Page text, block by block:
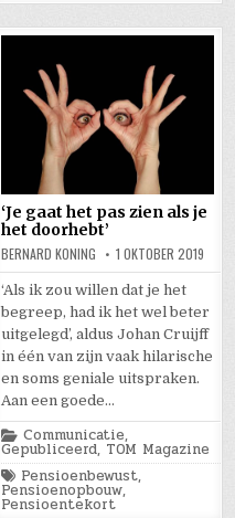
‘Je gaat het pas zien als je
het doorhebt’
BERNARD KONING 1 OKTOBER 2019
‘Als ik zou willen dat je het
begreep, had ik het wel beter
uitgelegd’, aldus Johan Cruijff
in één van zijn vaak hilarische
en soms geniale uitspraken.
Aan een goede…
Posted
in
Communicatie,
Gepubliceerd, TOM Magazine
Tagged
Pensioenbewust,
Pensioenopbouw,
Pensioentekort